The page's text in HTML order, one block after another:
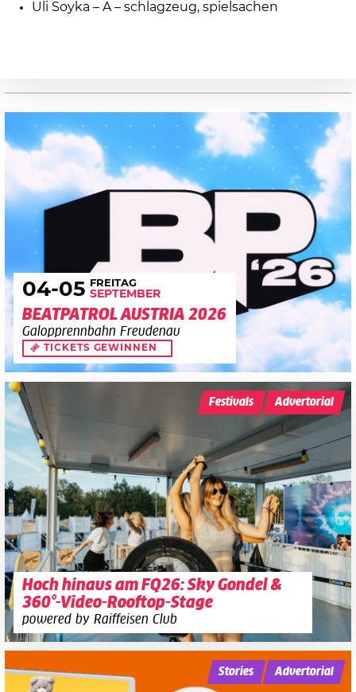
Uli Soyka – A – schlagzeug, spielsachen
04-05 FREITAG
SEPTEMBER
BEATPATROL AUSTRIA 2026
Galopprennbahn Freudenau
TICKETS GEWINNEN
Hoch hinaus am FQ26: Sky Gondel &
360°-Video-Rooftop-Stage
powered by Raiffeisen Club
Festivals Advertorial
Stories Advertorial